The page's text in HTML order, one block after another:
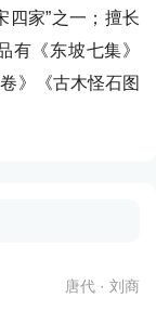
四家”之一；擅长
有《东坡七集》
》《古木怪石图
唐代 · 刘商